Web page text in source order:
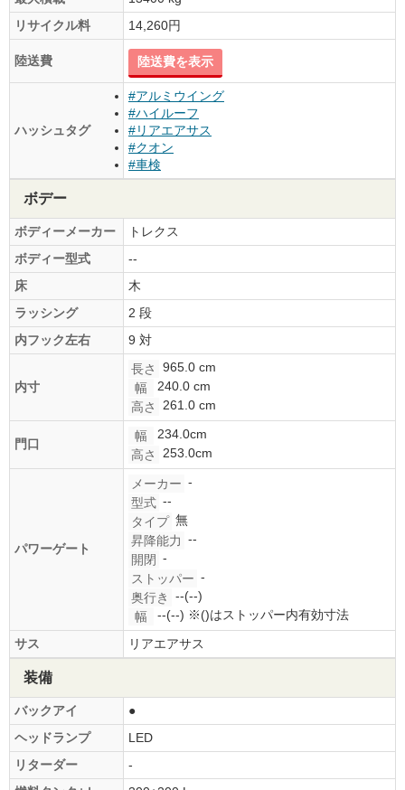
リサイクル料
14,260円
陸送費 陸送費を表示
ハッシュタグ
#アルミウイング
#ハイルーフ
#リアエアサス
#クオン
#車検
ボデー
ボディーメーカー
トレクス
ボディー型式
--
床
木
ラッシング
2 段
内フック左右
9 対
内寸
長さ
965.0 cm
幅
240.0 cm
高さ
261.0 cm
門口
幅
234.0cm
高さ
253.0cm
パワーゲート
メーカー -
型式 --
タイプ 無
昇降能力 --
開閉 -
ストッパー -
奥行き
--(--)
幅
--(--) ※()はストッパー内有効寸法
サス
リアエアサス
装備
バックアイ
●
ヘッドランプ
LED
リターダー
-